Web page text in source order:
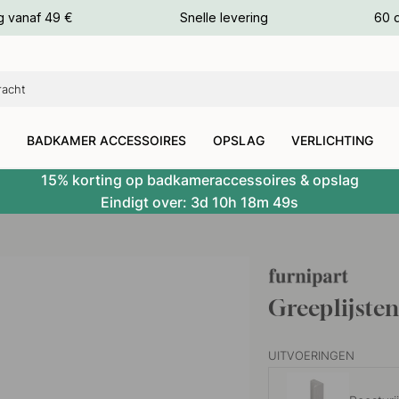
vanaf 49 € Snelle levering 60
BADKAMER ACCESSOIRES OPSLAG VERLICHTING
15% korting op badkameraccessoires & opslag
Eindigt over: 3d 10h 18m 48s
UITVOERINGEN